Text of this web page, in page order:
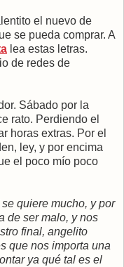
el nuevo de
se pueda comprar. A
lea estas letras.
de redes de
Sábado por la
rato. Perdiendo el
horas extras. Por el
ley, y por encima
el poco mío poco
quiere mucho, y por
de ser malo, y nos
final, angelito
que nos importa una
ya qué tal es el